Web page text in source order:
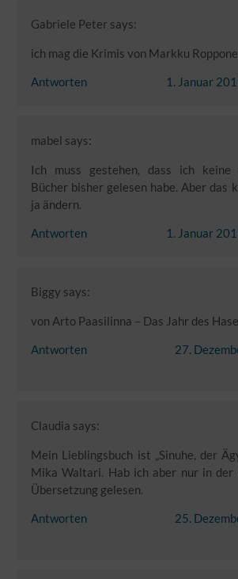
Gabriele Peter says:
ich mag die Krimis von Markku
Antworten
1. Januar
mabel says:
Ich muss gestehen, dass ich keine
Bücher bisher gelesen habe. Aber das
ja ändern.
Antworten
1. Januar
Biggy says:
von Arto Paasilinna – Das Jahr des
Antworten
27.
Claudia says:
Mein Lieblingsbuch ist „Sinuhe, der
Mika Waltari. Hab ich aber nur in der
Übersetzung gelesen.
Antworten
25.